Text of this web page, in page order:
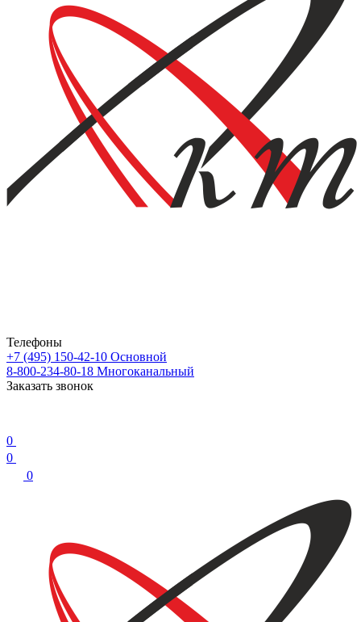
Телефоны
+7 (495) 150-42-10 Основной
8-800-234-80-18 Многоканальный
Заказать звонок
0
0
0